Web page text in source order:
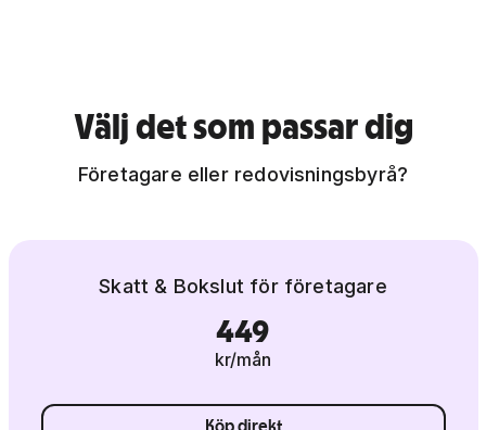
Välj det som passar dig
Företagare eller redovisningsbyrå?
Skatt & Bokslut för företagare
449
kr/mån
Köp direkt